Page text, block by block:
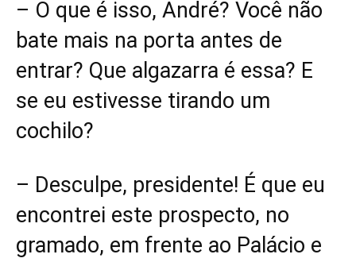
– O que é isso, André? Você não
bate mais na porta antes de
entrar? Que algazarra é essa? E
se eu estivesse tirando um
cochilo?
– Desculpe, presidente! É que eu
encontrei este prospecto, no
gramado, em frente ao Palácio e